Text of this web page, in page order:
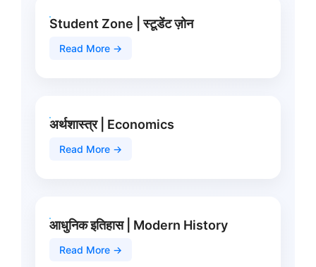
Student Zone | स्टूडेंट ज़ोन
Read More →
अर्थशास्त्र | Economics
Read More →
आधुनिक इतिहास | Modern History
Read More →